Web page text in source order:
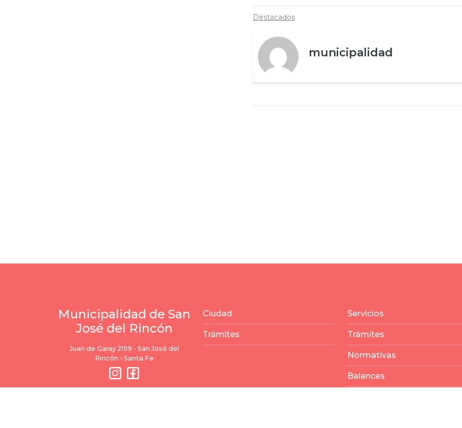
Destacados
municipalidad
Municipalidad de San
José del Rincón
Juan de Garay 2159 - San José del
Rincón - Santa Fe
Ciudad
Trámites
Servicios
Trámites
Normativas
Balances